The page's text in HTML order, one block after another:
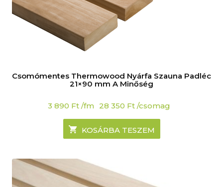
Csomómentes Thermowood Nyárfa Szauna Padléc
21×90 mm A Minőség
3 890 Ft /fm 28 350 Ft /csomag
KOSÁRBA TESZEM